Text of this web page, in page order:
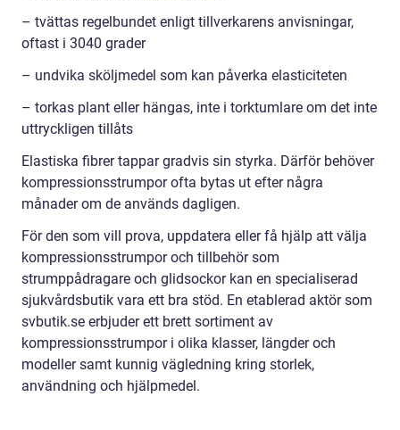
– tvättas regelbundet enligt tillverkarens anvisningar,
oftast i 3040 grader
– undvika sköljmedel som kan påverka elasticiteten
– torkas plant eller hängas, inte i torktumlare om det inte
uttryckligen tillåts
Elastiska fibrer tappar gradvis sin styrka. Därför behöver
kompressionsstrumpor ofta bytas ut efter några
månader om de används dagligen.
För den som vill prova, uppdatera eller få hjälp att välja
kompressionsstrumpor och tillbehör som
strumppådragare och glidsockor kan en specialiserad
sjukvårdsbutik vara ett bra stöd. En etablerad aktör som
svbutik.se erbjuder ett brett sortiment av
kompressionsstrumpor i olika klasser, längder och
modeller samt kunnig vägledning kring storlek,
användning och hjälpmedel.